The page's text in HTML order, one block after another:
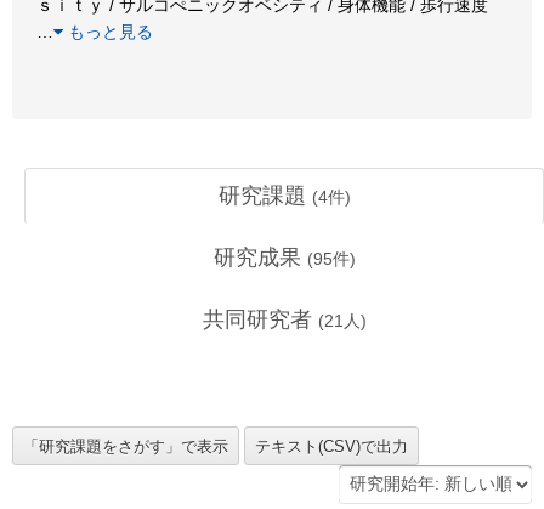
ｓｉｔｙ / サルコぺニックオベシティ / 身体機能 / 歩行速度
もっと見る
研究課題 (4件)
研究成果 (95件)
共同研究者 (21 人)